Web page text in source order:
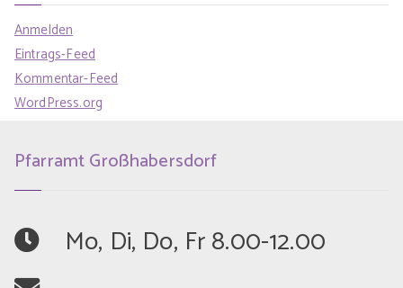
Anmelden
Eintrags-Feed
Kommentar-Feed
WordPress.org
Pfarramt Großhabersdorf
	Mo, Di, Do, Fr 8.00-12.00